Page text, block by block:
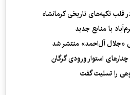
قلب تکیه‌های تاریخی کرمانشاه
با منابع جدید
«جلال آل‌احمد» منتشر شد
استوار ورودی گرگان
را تسلیت گفت